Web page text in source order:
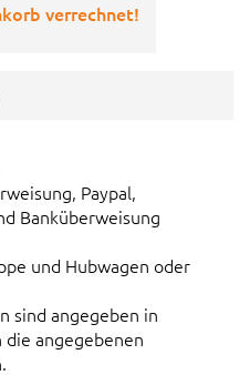
verrechnet!
Paypal,
Banküberweisung
und Hubwagen oder
sind angegeben in
die angegebenen